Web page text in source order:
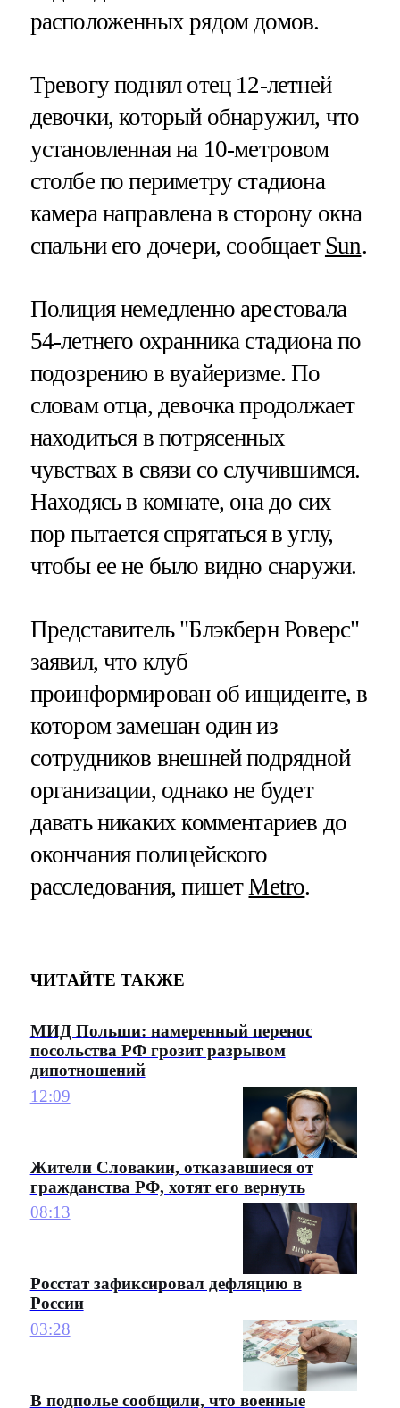
расположенных рядом домов.
Тревогу поднял отец 12-летней
девочки, который обнаружил, что
установленная на 10-метровом
столбе по периметру стадиона
камера направлена в сторону окна
спальни его дочери, сообщает Sun.
Полиция немедленно арестовала
54-летнего охранника стадиона по
подозрению в вуайеризме. По
словам отца, девочка продолжает
находиться в потрясенных
чувствах в связи со случившимся.
Находясь в комнате, она до сих
пор пытается спрятаться в углу,
чтобы ее не было видно снаружи.
Представитель "Блэкберн Роверс"
заявил, что клуб
проинформирован об инциденте, в
котором замешан один из
сотрудников внешней подрядной
организации, однако не будет
давать никаких комментариев до
окончания полицейского
расследования, пишетMetro.
ЧИТАЙТЕ ТАКЖЕ
МИД Польши: намеренный перенос
посольства РФ грозит разрывом
дипотношений
12:09
Жители Словакии, отказавшиеся от
гражданства РФ, хотят его вернуть
08:13
Росстат зафиксировал дефляцию в
России
03:28
В подполье сообщили, что военные